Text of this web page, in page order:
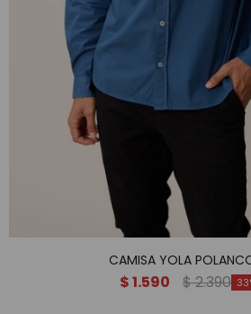
CAMISA YOLA
$1.590 $2.390 33